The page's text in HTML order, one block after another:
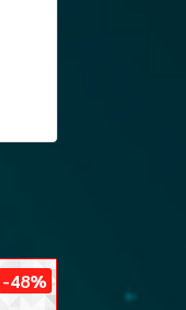
-48%